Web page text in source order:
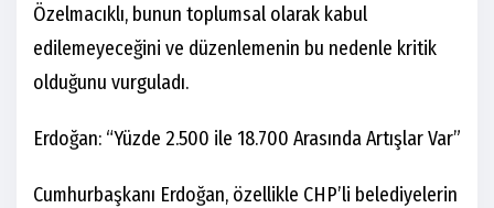
Özelmacıklı, bunun toplumsal olarak kabul
edilemeyeceğini ve düzenlemenin bu nedenle kritik
olduğunu vurguladı.
Erdoğan: “Yüzde 2.500 ile 18.700 Arasında Artışlar Var”
Cumhurbaşkanı Erdoğan, özellikle CHP’li belediyelerin